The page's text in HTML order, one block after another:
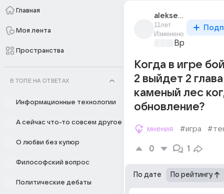
Главная
Моя лента
Пространства
В ТОПЕ НА ОТВЕТАХ
Информационные технологии
А сейчас что-то совсем другое
О любви без купюр
Философский вопрос
Политические дебаты
aleksei_genadev_8
11лет
Изменено
Время игр
Когда в игре
2 выйдет 2
каменый лес
обновление?
мнения #игра
0 1
По дате По рейтингу